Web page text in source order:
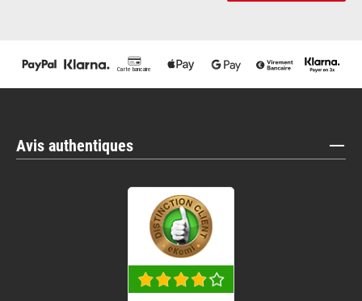
Avis authentiques